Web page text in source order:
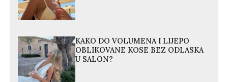
KAKO DO VOLUMENA I LIJEPO
OBLIKOVANE KOSE BEZ ODLASKA
U SALON?